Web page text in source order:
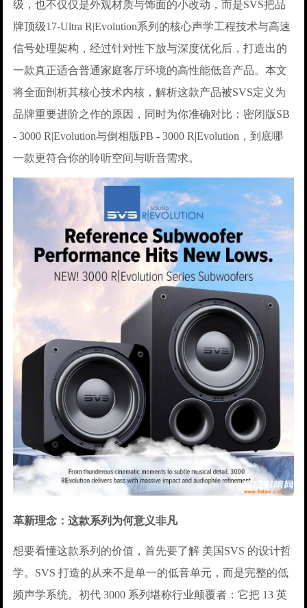
级，也不仅仅是外观材质与饰面的小改动，而是SVS把品
牌顶级17-Ultra R|Evolution系列的核心声学工程技术与高速
信号处理架构，经过针对性下放与深度优化后，打造出的
一款真正适合普通家庭客厅环境的高性能低音产品。本文
将全面剖析其核心技术内核，解析这款产品被SVS定义为
品牌重要进阶之作的原因，同时为你准确对比：密闭版SB
- 3000 R|Evolution与倒相版PB - 3000 R|Evolution，到底哪
一款更符合你的聆听空间与听音需求。
革新理念：这款系列为何意义非凡
想要看懂这款系列的价值，首先要了解 美国SVS 的设计哲
学。SVS 打造的从来不是单一的低音单元，而是完整的低
频声学系统。初代 3000 系列堪称行业颠覆者：它把 13 英